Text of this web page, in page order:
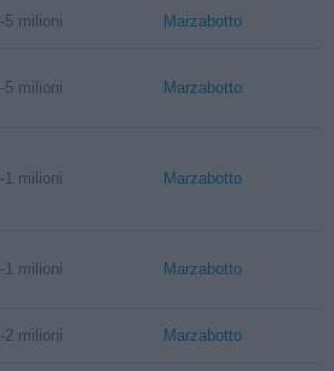
5 milioni Marzabotto
5 milioni Marzabotto
1 milioni Marzabotto
1 milioni Marzabotto
2 milioni Marzabotto